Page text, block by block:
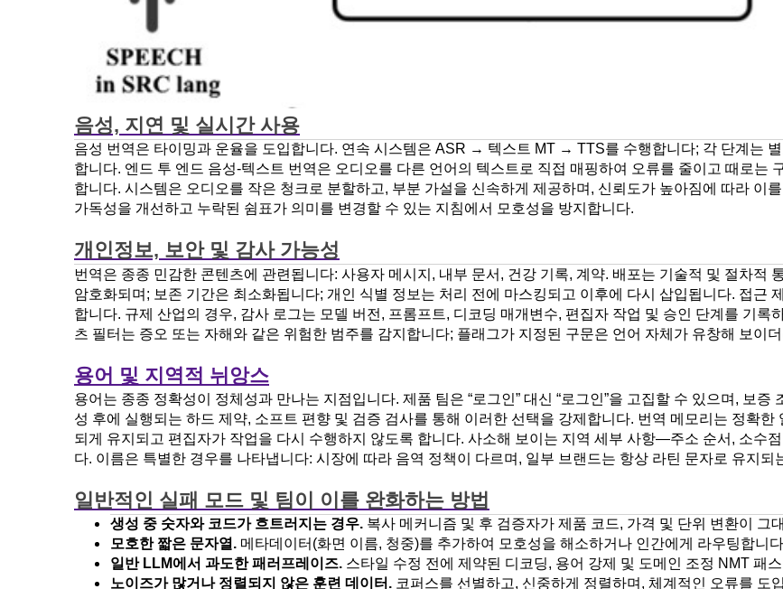
음성, 지연 및 실시간 사용
음성 번역은 타이밍과 운율을 도입합니다. 연속 시스템은 ASR → 텍스트 MT → TTS를 수행합니다; 각 단계는
합니다. 엔드 투 엔드 음성-텍스트 번역은 오디오를 다른 언어의 텍스트로 직접 매핑하여 오류를 줄이고 때로는
합니다. 시스템은 오디오를 작은 청크로 분할하고, 부분 가설을 신속하게 제공하며, 신뢰도가 높아짐에 따라 이
가독성을 개선하고 누락된 쉼표가 의미를 변경할 수 있는 지침에서 모호성을 방지합니다.
개인정보, 보안 및 감사 가능성
번역은 종종 민감한 콘텐츠에 관련됩니다: 사용자 메시지, 내부 문서, 건강 기록, 계약. 배포는 기술적 및 절차적
암호화되며; 보존 기간은 최소화됩니다; 개인 식별 정보는 처리 전에 마스킹되고 이후에 다시 삽입됩니다. 접근
합니다. 규제 산업의 경우, 감사 로그는 모델 버전, 프롬프트, 디코딩 매개변수, 편집자 작업 및 승인 단계를 기록
츠 필터는 증오 또는 자해와 같은 위험한 범주를 감지합니다; 플래그가 지정된 구문은 언어 자체가 유창해 보이
용어 및 지역적 뉘앙스
용어는 종종 정확성이 정체성과 만나는 지점입니다. 제품 팀은 “로그인” 대신 “로그인”을 고집할 수 있으며, 보
성 후에 실행되는 하드 제약, 소프트 편향 및 검증 검사를 통해 이러한 선택을 강제합니다. 번역 메모리는 정확
되게 유지되고 편집자가 작업을 다시 수행하지 않도록 합니다. 사소해 보이는 지역 세부 사항—주소 순서, 소수
다. 이름은 특별한 경우를 나타냅니다: 시장에 따라 음역 정책이 다르며, 일부 브랜드는 항상 라틴 문자로 유지되
일반적인 실패 모드 및 팀이 이를 완화하는 방법
생성 중 숫자와 코드가 흐트러지는 경우. 복사 메커니즘 및 후 검증자가 제품 코드, 가격 및 단위 변환이 그
모호한 짧은 문자열. 메타데이터(화면 이름, 청중)를 추가하여 모호성을 해소하거나 인간에게 라우팅합니
일반 LLM에서 과도한 패러프레이즈. 스타일 수정 전에 제약된 디코딩, 용어 강제 및 도메인 조정 NMT 패
노이즈가 많거나 정렬되지 않은 훈련 데이터. 코퍼스를 선별하고, 신중하게 정렬하며, 체계적인 오류를 도